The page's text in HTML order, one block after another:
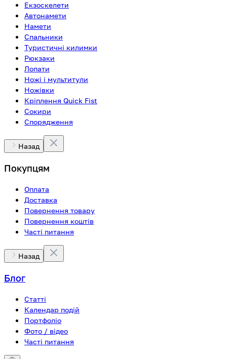
Екзоскелети
Автонамети
Намети
Спальники
Туристичні килимки
Рюкзаки
Лопати
Ножі і мультитули
Ножівки
Кріплення Quick Fist
Сокири
Спорядження
Назад
Покупцям
Оплата
Доставка
Повернення товару
Повернення коштів
Часті питання
Назад
Блог
Статті
Календар подій
Портфоліо
Фото / відео
Часті питання